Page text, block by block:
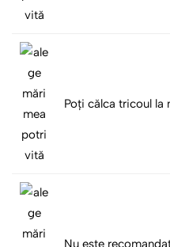
Poți călca tricoul la
Nu este